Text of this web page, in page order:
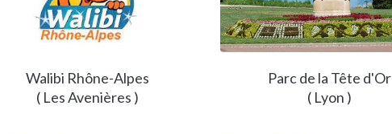
Walibi Rhône-Alpes
( Les Avenières )
Parc de la Tête d'Or
( Lyon )